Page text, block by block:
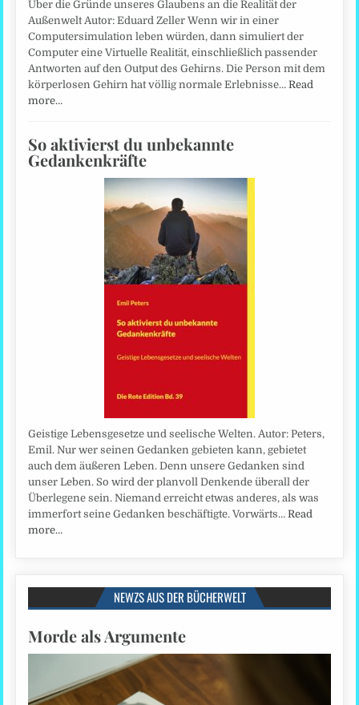
Über die Gründe unseres Glaubens an die Realität der
Außenwelt Autor: Eduard Zeller Wenn wir in einer
Computersimulation leben würden, dann simuliert der
Computer eine Virtuelle Realität, einschließlich passender
Antworten auf den Output des Gehirns. Die Person mit dem
körperlosen Gehirn hat völlig normale Erlebnisse…Read
more…
So aktivierst du unbekannte
Gedankenkräfte
Geistige Lebensgesetze und seelische Welten. Autor: Peters,
Emil. Nur wer seinen Gedanken gebieten kann, gebietet
auch dem äußeren Leben. Denn unsere Gedanken sind
unser Leben. So wird der planvoll Denkende überall der
Überlegene sein. Niemand erreicht etwas anderes, als was
immerfort seine Gedanken beschäftigte. Vorwärts…Read
more…
NEWZS AUS DER BÜCHERWELT
Morde als Argumente